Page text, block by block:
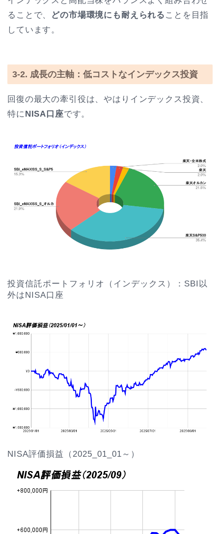
ることで、 どの市場環境にも耐えられる ことを目指
しています。
3-2. 成長の主軸：低コストなインデックス投資
回復の最大の牽引役は、やはりインデックス投資、
特に NISA口座です。
投資信託ポートフォリオ（インデックス）：SBI以
外はNISA口座
NISA評価損益（2025_01_01～）